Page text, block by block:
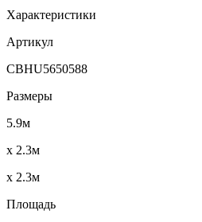
Характеристики
Артикул
CBHU5650588
Размеры
5.9м
x 2.3м
x 2.3м
Площадь